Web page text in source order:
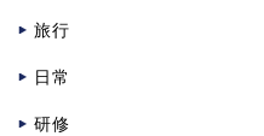
旅行
日常
研修